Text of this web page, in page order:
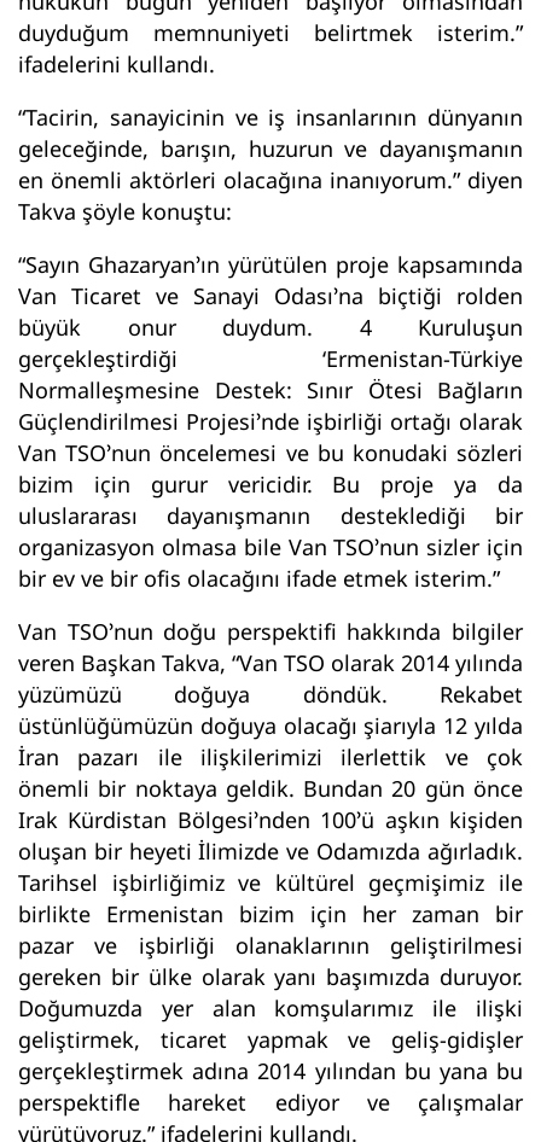
duyduğum memnuniyeti belirtmek isterim.”
ifadelerini kullandı.
“Tacirin, sanayicinin ve iş insanlarının dünyanın
geleceğinde, barışın, huzurun ve dayanışmanın
en önemli aktörleri olacağına inanıyorum.” diyen
Takva şöyle konuştu:
“Sayın Ghazaryan’ın yürütülen proje kapsamında
Van Ticaret ve Sanayi Odası’na biçtiği rolden
büyük onur duydum. 4 Kuruluşun
gerçekleştirdiği ‘Ermenistan-Türkiye
Normalleşmesine Destek: Sınır Ötesi Bağların
Güçlendirilmesi Projesi’nde işbirliği ortağı olarak
Van TSO’nun öncelemesi ve bu konudaki sözleri
bizim için gurur vericidir. Bu proje ya da
uluslararası dayanışmanın desteklediği bir
organizasyon olmasa bile Van TSO’nun sizler için
bir ev ve bir ofis olacağını ifade etmek isterim.”
Van TSO’nun doğu perspektifi hakkında bilgiler
veren Başkan Takva, “Van TSO olarak 2014 yılında
yüzümüzü doğuya döndük. Rekabet
üstünlüğümüzün doğuya olacağı şiarıyla 12 yılda
İran pazarı ile ilişkilerimizi ilerlettik ve çok
önemli bir noktaya geldik. Bundan 20 gün önce
Irak Kürdistan Bölgesi’nden 100’ü aşkın kişiden
oluşan bir heyeti İlimizde ve Odamızda ağırladık.
Tarihsel işbirliğimiz ve kültürel geçmişimiz ile
birlikte Ermenistan bizim için her zaman bir
pazar ve işbirliği olanaklarının geliştirilmesi
gereken bir ülke olarak yanı başımızda duruyor.
Doğumuzda yer alan komşularımız ile ilişki
geliştirmek, ticaret yapmak ve geliş-gidişler
gerçekleştirmek adına 2014 yılından bu yana bu
perspektifle hareket ediyor ve çalışmalar
yürütüyoruz.” ifadelerini kullandı.